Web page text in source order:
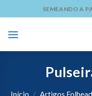
to
content
SEMEANDO A
Início / Artigos